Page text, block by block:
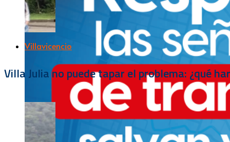
Villavicencio
Villa Julia no puede tapar el problema: ¿qué